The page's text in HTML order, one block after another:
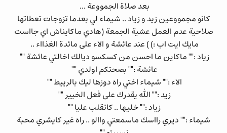
بعد صلاة الجمووعة ...
كانو مجمووعين زيد و زياد .. شيماء لي بعدما تزوجات تعطاتها
صلاحية عدم العمل عشية الجمعة (هادي ماكايناش اي جااست
مايك ايت اب :) ) عند عائشة و الاء على مائدة الغذااء ..
زياد :"" ماكاين ما احسن من كسكسو ديالك اخالتي عائشة ""
عائشة :"" بصحتكم اولدي ""
الاء :"" شيماء اختي راه دوزها ليك بالرييط ""
زيد :"" الله يقدرك على فعل الخيير ""
زياد :"" خليها .. كاتقلب عليا ""
شيماء :"" ديري رااسك ماسمعتي واالو .. راه غير كايشري محبة